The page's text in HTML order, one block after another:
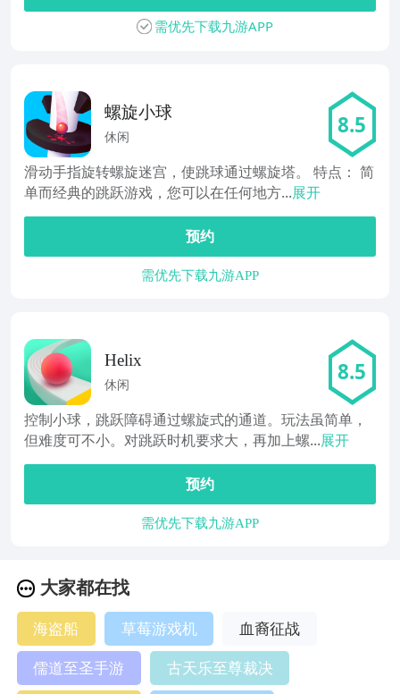
需优先下载九游APP
螺旋小球
休闲 8.5
滑动手指旋转螺旋迷宫，使跳球通过螺旋塔。 特点： 简
单而经典的跳跃游戏，您可以在任何地方...展开
预约
需优先下载九游APP
Helix
休闲 8.5
控制小球，跳跃障碍通过螺旋式的通道。玩法虽简单，
但难度可不小。对跳跃时机要求大，再加上螺...展开
预约
需优先下载九游APP
大家都在找
海盗船 草莓游戏机
血裔征战
儒道至圣手游
古天乐至尊裁决